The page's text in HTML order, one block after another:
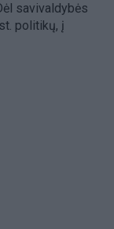
savivaldybės
politikų, į